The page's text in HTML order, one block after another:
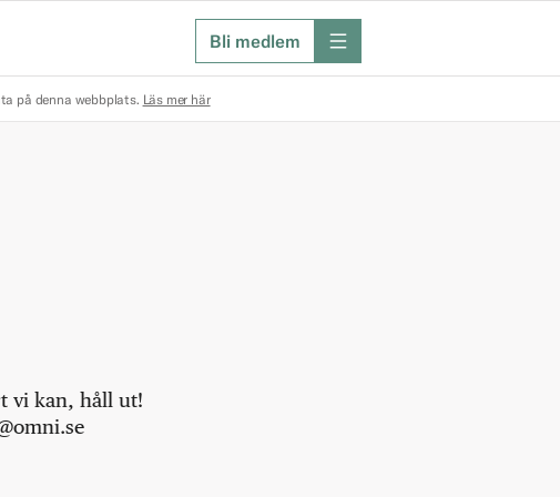
Bli medlem meny
på denna webbplats. Läs mer här
vi kan, håll ut!